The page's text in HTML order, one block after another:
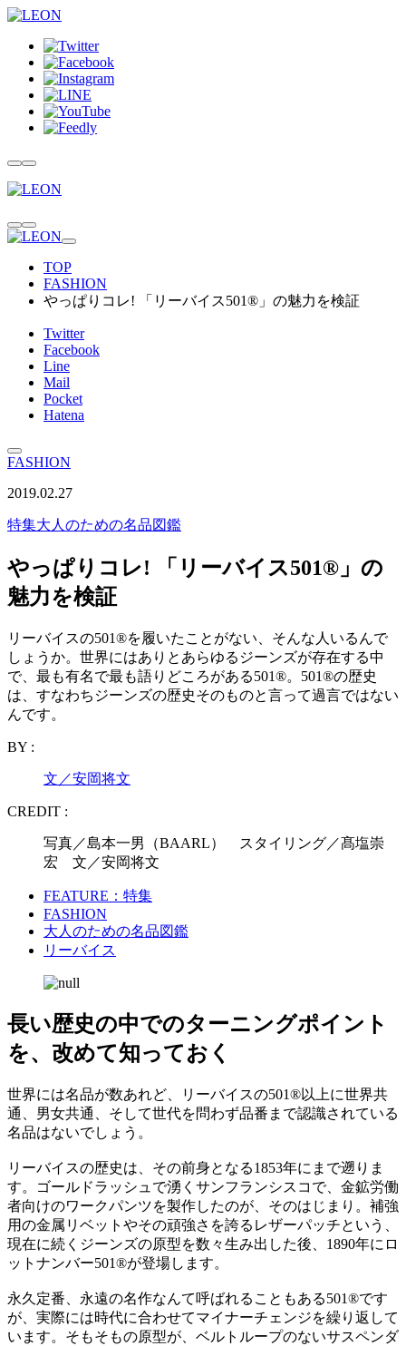
TOP
FASHION
やっぱりコレ! 「リーバイス501®」の魅力を検証
Twitter
Facebook
Line
Mail
Pocket
Hatena
FASHION
2019.02.27
特集大人のための名品図鑑
やっぱりコレ! 「リーバイス501®」の
魅力を検証
リーバイスの501®を履いたことがない、そんな人いるんで
しょうか。世界にはありとあらゆるジーンズが存在する中
で、最も有名で最も語りどころがある501®。501®の歴史
は、すなわちジーンズの歴史そのものと言って過言ではない
んです。
BY :
文／安岡将文
CREDIT :
写真／島本一男（BAARL） スタイリング／髙塩崇
宏 文／安岡将文
FEATURE：特集
FASHION
大人のための名品図鑑
リーバイス
長い歴史の中でのターニングポイント
を、改めて知っておく
世界には名品が数あれど、リーバイスの501®以上に世界共
通、男女共通、そして世代を問わず品番まで認識されている
名品はないでしょう。
リーバイスの歴史は、その前身となる1853年にまで遡りま
す。ゴールドラッシュで湧くサンフランシスコで、金鉱労働
者向けのワークパンツを製作したのが、そのはじまり。補強
用の金属リベットやその頑強さを誇るレザーパッチという、
現在に続くジーンズの原型を数々生み出した後、1890年にロ
ットナンバー501®が登場します。
永久定番、永遠の名作なんて呼ばれることもある501®です
が、実際には時代に合わせてマイナーチェンジを繰り返して
います。そもそもの原型が、ベルトループのないサスペンダ